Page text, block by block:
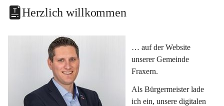
Herzlich willkommen
… auf der Website
unserer Gemeinde
Fraxern.
Als Bürgermeister lade
ich ein, unsere digitalen